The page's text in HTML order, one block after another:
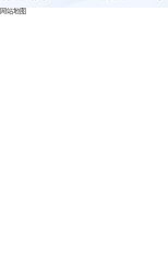
网站地图